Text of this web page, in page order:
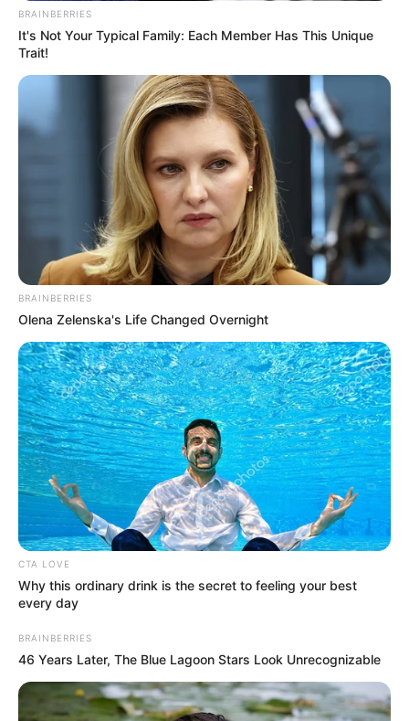
A helyszínen mentőegységek, rendőrök,
katasztrófavédők dolgoznak. A
katasztrófavédelem négy speciális gépjárművet
vezényelt a helyszínre. A főutat lezárták, a
forgalmat elterelték.
BRAINBERRIES
It's Not Your Typical Family: Each Member Has This Unique
Trait!
BRAINBERRIES
Olena Zelenska's Life Changed Overnight
CTA LOVE
Why this ordinary drink is the secret to feeling your best
every day
BRAINBERRIES
46 Years Later, The Blue Lagoon Stars Look Unrecognizable